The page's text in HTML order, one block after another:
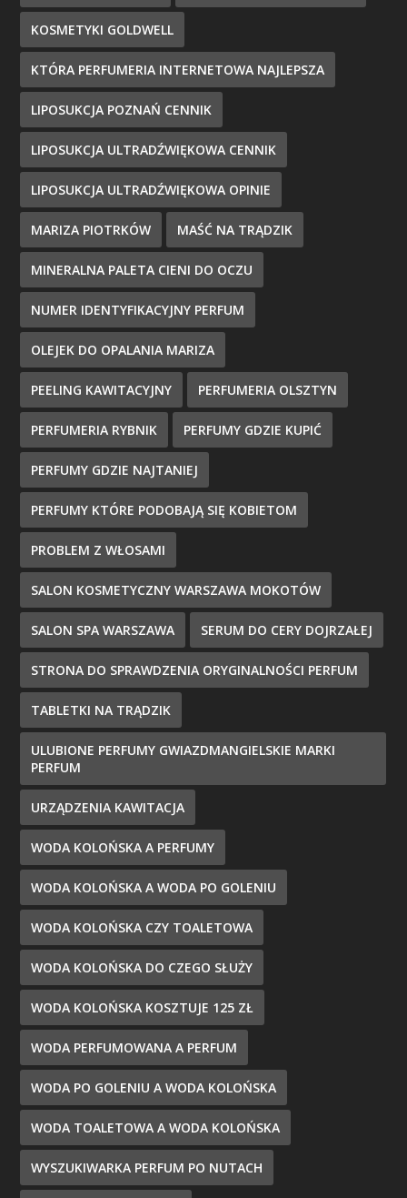
KOSMETYKI GOLDWELL
KTÓRA PERFUMERIA INTERNETOWA NAJLEPSZA
LIPOSUKCJA POZNAŃ CENNIK
LIPOSUKCJA ULTRADŹWIĘKOWA CENNIK
LIPOSUKCJA ULTRADŹWIĘKOWA OPINIE
MARIZA PIOTRKÓW MAŚĆ NA TRĄDZIK
MINERALNA PALETA CIENI DO OCZU
NUMER IDENTYFIKACYJNY PERFUM
OLEJEK DO OPALANIA MARIZA
PEELING KAWITACYJNY PERFUMERIA OLSZTYN
PERFUMERIA RYBNIK PERFUMY GDZIE KUPIĆ
PERFUMY GDZIE NAJTANIEJ
PERFUMY KTÓRE PODOBAJĄ SIĘ KOBIETOM
PROBLEM Z WŁOSAMI
SALON KOSMETYCZNY WARSZAWA MOKOTÓW
SALON SPA WARSZAWA SERUM DO CERY DOJRZAŁEJ
STRONA DO SPRAWDZENIA ORYGINALNOŚCI PERFUM
TABLETKI NA TRĄDZIK
ULUBIONE PERFUMY GWIAZDMANGIELSKIE MARKI
PERFUM
URZĄDZENIA KAWITACJA
WODA KOLOŃSKA A PERFUMY
WODA KOLOŃSKA A WODA PO GOLENIU
WODA KOLOŃSKA CZY TOALETOWA
WODA KOLOŃSKA DO CZEGO SŁUŻY
WODA KOLOŃSKA KOSZTUJE 125 ZŁ
WODA PERFUMOWANA A PERFUM
WODA PO GOLENIU A WODA KOLOŃSKA
WODA TOALETOWA A WODA KOLOŃSKA
WYSZUKIWARKA PERFUM PO NUTACH